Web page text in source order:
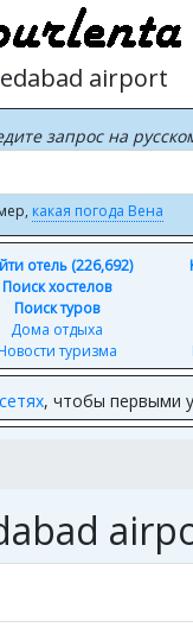
airport
запрос на
какая погода Вена
отель (226,692)
Поиск хостелов
Поиск туров
Дома отдыха
туризма
, чтобы первыми